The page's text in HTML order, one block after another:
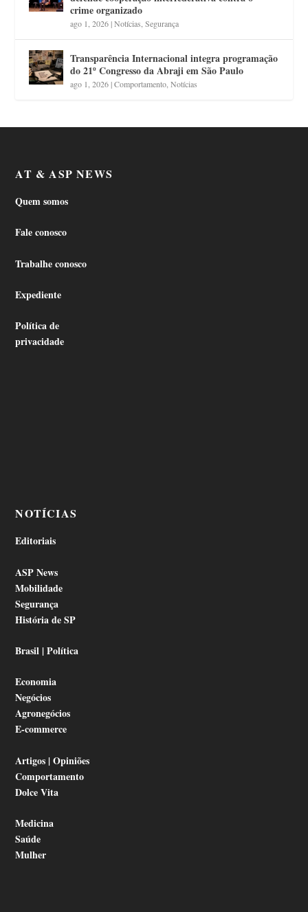
crime organizado
ago 1, 2026|Notícias ,Segurança
Transparência Internacional integra programação
do 21º Congresso da Abraji em São Paulo
ago 1, 2026|Comportamento ,Notícias
AT & ASP NEWS
Quem somos
Fale conosco
Trabalhe conosco
Expediente
Política de
privacidade
NOTÍCIAS
Editoriais
ASP News
Mobilidade
Segurança
História de SP
Brasil | Política
Economia
Negócios
Agronegócios
E-commerce
Artigos | Opiniões
Comportamento
Dolce Vita
Medicina
Saúde
Mulher